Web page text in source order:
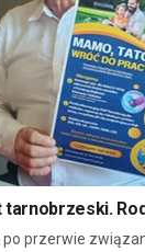
przerwie